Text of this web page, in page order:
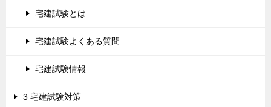
宅建試験とは
宅建試験よくある質問
宅建試験情報
3 宅建試験対策